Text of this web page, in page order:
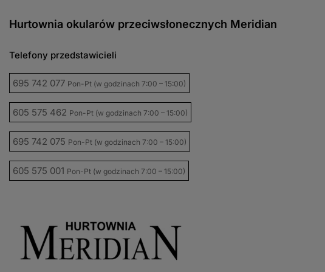
Hurtownia okularów przeciwsłonecznych Meridian
Telefony przedstawicieli
695 742 077 Pon-Pt (w godzinach 7:00 – 15:00)
605 575 462 Pon-Pt (w godzinach 7:00 – 15:00)
695 742 075 Pon-Pt (w godzinach 7:00 – 15:00)
605 575 001 Pon-Pt (w godzinach 7:00 – 15:00)